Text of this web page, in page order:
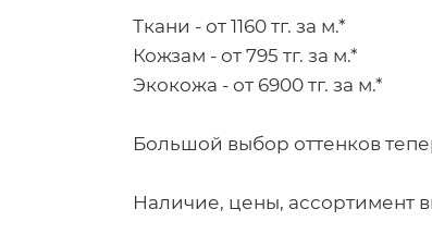
Ткани - от 1160 тг. за м.*
Кожзам - от 795 тг. за м.*
Экокожа - от 6900 тг. за м.*
Большой выбор оттенков
Наличие, цены, ассортимент